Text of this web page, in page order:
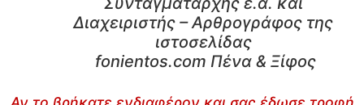
Διαχειριστής – Αρθρογράφος της
ιστοσελίδας
fonientos.com Πένα & Ξίφος